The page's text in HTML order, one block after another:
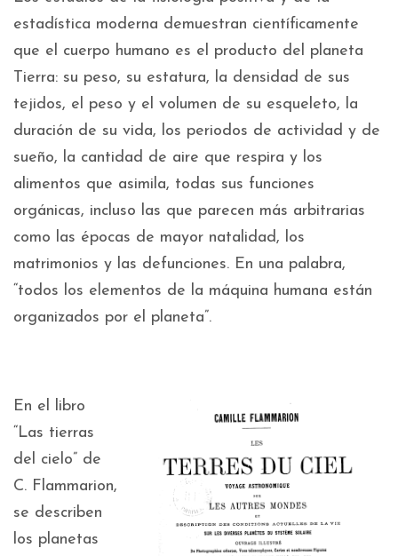
estadística moderna demuestran científicamente
que el cuerpo humano es el producto del planeta
Tierra: su peso, su estatura, la densidad de sus
tejidos, el peso y el volumen de su esqueleto, la
duración de su vida, los periodos de actividad y de
sueño, la cantidad de aire que respira y los
alimentos que asimila, todas sus funciones
orgánicas, incluso las que parecen más arbitrarias
como las épocas de mayor natalidad, los
matrimonios y las defunciones. En una palabra,
“todos los elementos de la máquina humana están
organizados por el planeta”.
En el libro
“Las tierras
del cielo” de
C. Flammarion,
se describen
los planetas